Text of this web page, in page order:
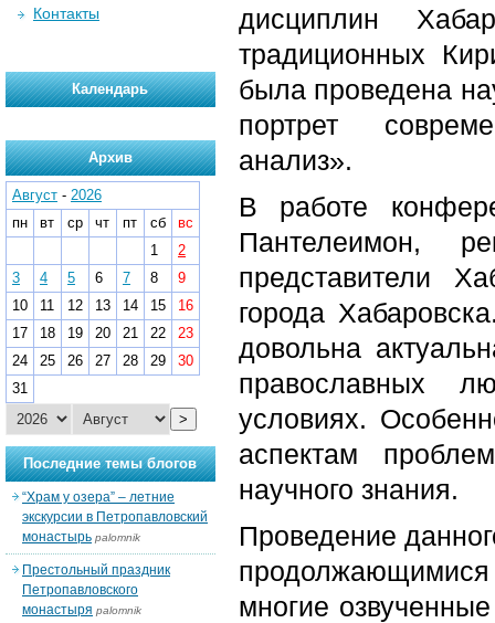
дисциплин
традиционных
была проведена
портрет
анализ».
В работе
Пантелеимон,
представители
города
довольна
православных
условиях.
аспектам
научного знания.
Проведение
многие
Контакты
Календарь
Архив
Август - 2026
пн
вт ср чт пт сб
вс
1
2
3
4 5 6 7 8
9
10
11 12 13 14 15
16
17
18 19 20 21 22
23
24
25 26 27 28 29
30
31
>
Последние темы блогов
“Храм у озера” – летние
экскурсии в Петропавловский
монастырь palomnik
Престольный праздник
Петропавловского
монастыря palomnik